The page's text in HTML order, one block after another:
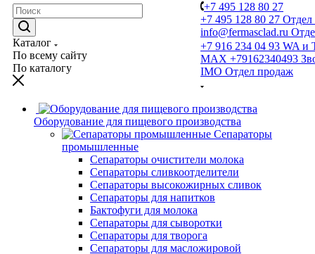
Каталог
По всему сайту
По каталогу
+7 495 128 80 27
+7 495 128 80 27 Отдел
info@fermasclad.ru
+7 916 234 04 93 WA и
MAX +79162340493
IMO Отдел продаж
Оборудование для пищевого производства
Сепараторы
промышленные
Сепараторы очистители молока
Сепараторы сливкоотделители
Сепараторы высокожирных сливок
Сепараторы для напитков
Бактофуги для молока
Сепараторы для сыворотки
Сепараторы для творога
Сепараторы для масложировой